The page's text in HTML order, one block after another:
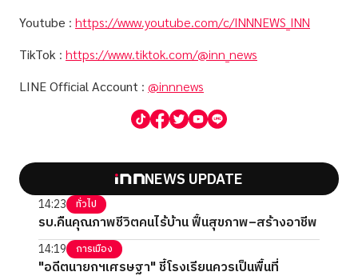
Youtube : https://www.youtube.com/c/INNNEWS_INN
TikTok : https://www.tiktok.com/@inn_news
LINE Official Account : @innnews
NEWS UPDATE
14:23 ทั่วไป
รบ.คืนคุณภาพชีวิตคนไร้บ้าน ฟื้นสุขภาพ–สร้างอาชีพ
14:19 การเมือง
"อดีตนายกฯเศรษฐา" ชี้โรงเรียนควรเป็นพื้นที่